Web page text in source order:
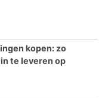
kopen: zo
te leveren op